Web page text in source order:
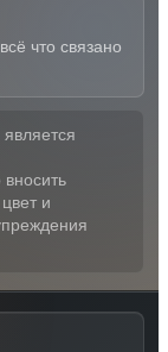
что связано
и